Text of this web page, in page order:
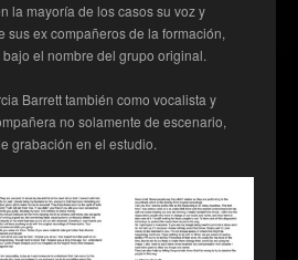
la mayoría de los casos su voz y
sus ex compañeros de la formación,
el nombre del grupo original.
Barrett también como vocalista y
no solamente de escenario,
grabación en el estudio.